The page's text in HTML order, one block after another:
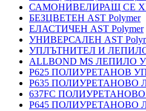
САМОНИВЕЛИРАЩ СЕ
БЕЗЦВЕТЕН AST Polymer
ЕЛАСТИЧЕН AST Polymer
УНИВЕРСАЛЕН AST
УПЛЪТНИТЕЛ И
ALLBOND MS
P625 ПОЛИУРЕТАНОВ
P635 ПОЛИУРЕТАНОВО
637FC
P645